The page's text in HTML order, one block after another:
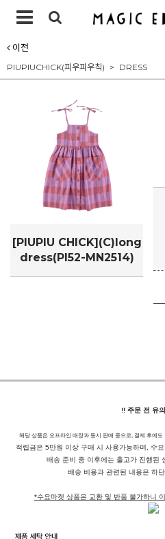
이전
PIUPIUCHICK(피우피우칙) DRESS
[PIUPIU CHICK](C)long
dress(PI52-MN2514)
!! 주문 전 유
해당 상품은 오프라인 매장과 동시 판매 중으로, 결제 후에도
적립금은 5만원 이상 구매 시 사용가능하며, 수
배송 준비 중 이후에는 출고가 진행된
배송 비용과 관련된 내용은 하
*수요마켓 상품은 교환 및 반품 불가하니